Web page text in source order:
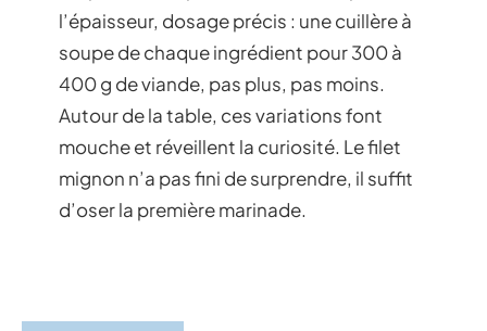
l’épaisseur, dosage précis : une cuillère à
soupe de chaque ingrédient pour 300 à
400 g de viande, pas plus, pas moins.
Autour de la table, ces variations font
mouche et réveillent la curiosité. Le filet
mignon n’a pas fini de surprendre, il suffit
d’oser la première marinade.